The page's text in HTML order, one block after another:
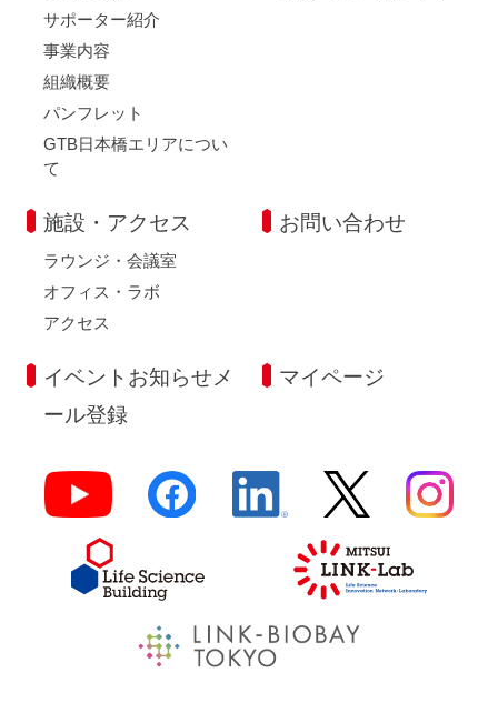
サポーター紹介
事業内容
組織概要
パンフレット
GTB日本橋エリアについ
て
施設・アクセス
ラウンジ・会議室
オフィス・ラボ
アクセス
お問い合わせ
イベントお知らせメ
ール登録
マイページ